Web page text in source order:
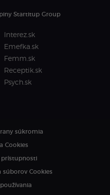
Startitup Group
Interez.sk
Emefka.sk
Femm.sk
Receptik.sk
Psych.sk
súkromia
Cookies
súborov Cookies